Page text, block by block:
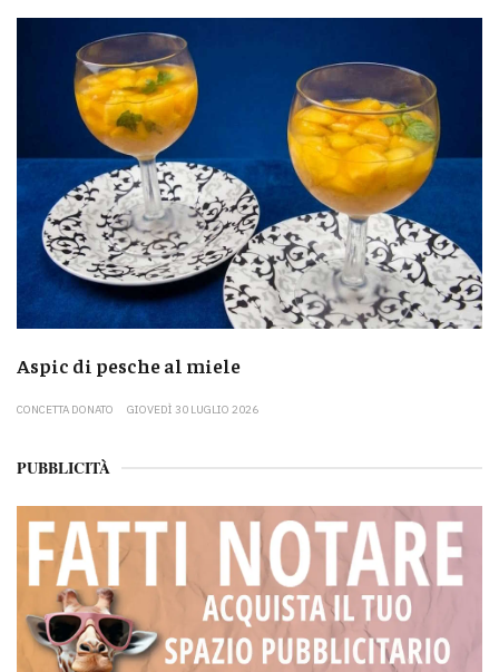
Aspic di pesche al miele
CONCETTA DONATO GIOVEDÌ 30 LUGLIO 2026
PUBBLICITÀ